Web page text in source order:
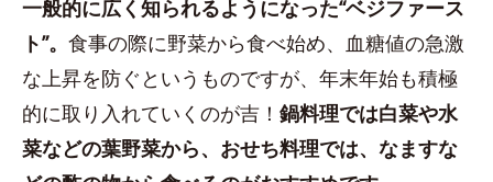
一般的に広く知られるようになった“ベジファース
ト”。 食事の際に野菜から食べ始め、血糖値の急激
な上昇を防ぐというものですが、年末年始も積極
的に取り入れていくのが吉！ 鍋料理では白菜や水
菜などの葉野菜から、おせち料理では、なますな